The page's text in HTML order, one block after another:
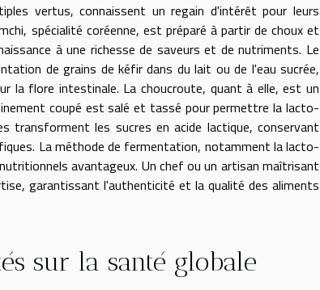
vertus, connaissent un regain d'intérêt pour leurs
spécialité coréenne, est préparé à partir de choux et
à une richesse de saveurs et de nutriments. Le
de grains de kéfir dans du lait ou de l'eau sucrée,
la flore intestinale. La choucroute, quant à elle, est un
coupé est salé et tassé pour permettre la lacto-
transforment les sucres en acide lactique, conservant
La méthode de fermentation, notamment la lacto-
avantageux. Un chef ou un artisan maîtrisant
garantissant l'authenticité et la qualité des aliments
sur la santé globale